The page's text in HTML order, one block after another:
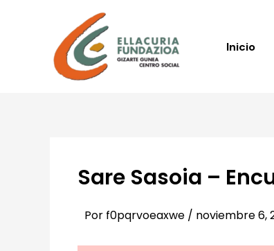
Inicio
Sare Sasoia –
Por f0pqrvoeaxwe / noviembre 6,